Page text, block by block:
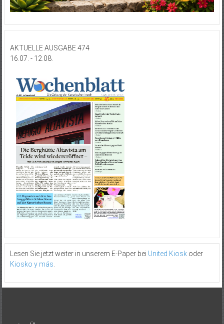
AKTUELLE AUSGABE 474
16.07. - 12.08.
Lesen Sie jetzt weiter in unserem E-Paper bei United Kioskoder
Kiosko y más